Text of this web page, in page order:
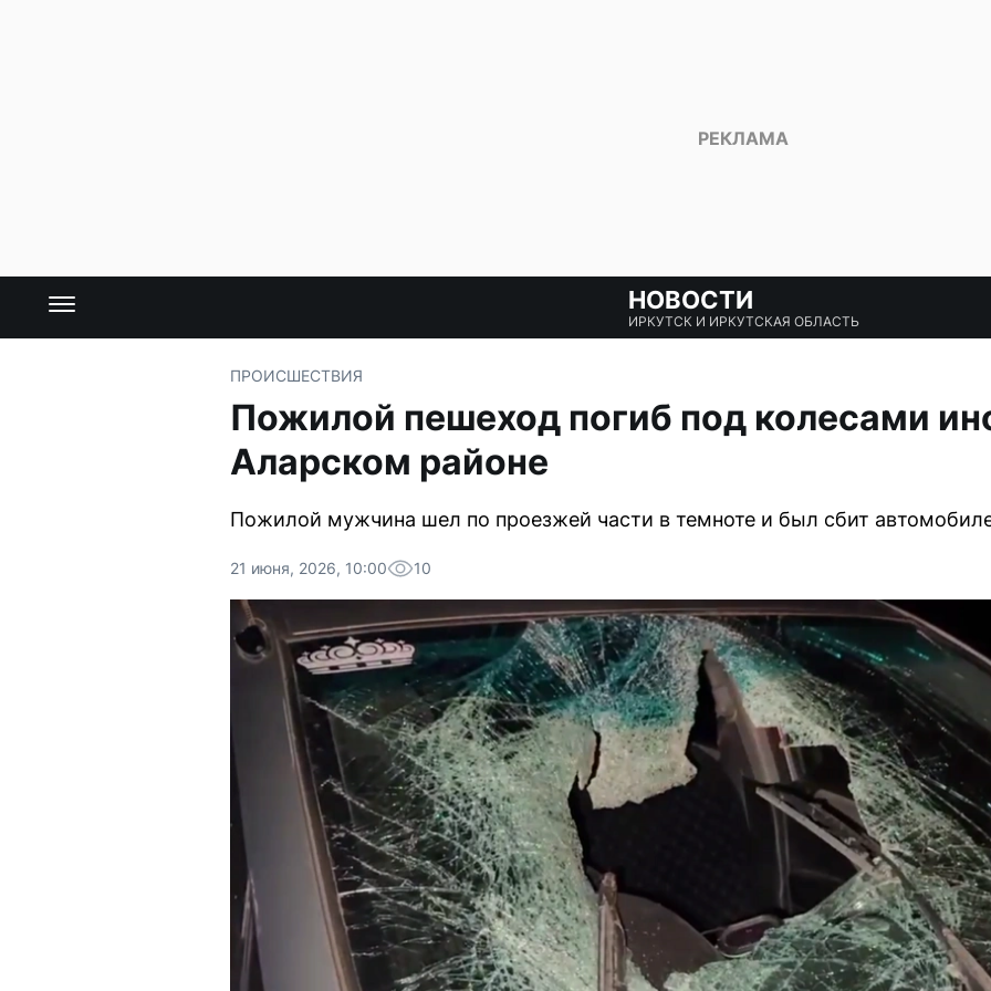
НОВОСТИ
ИРКУТСК И ИРКУТСКАЯ ОБЛАСТЬ
ПРОИСШЕСТВИЯ
Пожилой пешеход погиб под колесами
Аларском районе
Пожилой мужчина шел по проезжей части в темноте и был сбит
21 июня, 2026, 10:00 10